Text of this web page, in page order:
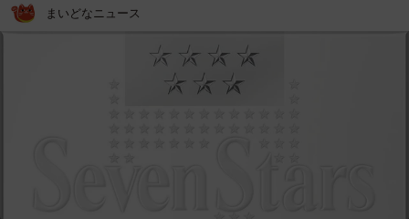
まいどなニュース